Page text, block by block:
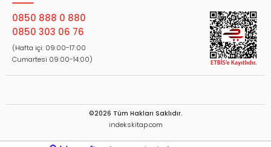
0850 888 0 880
0850 303 06 76
(Hafta içi: 09:00-17:00
Cumartesi 09:00-14:00)
©2026 Tüm Hakları Saklıdır.
indekskitap.com